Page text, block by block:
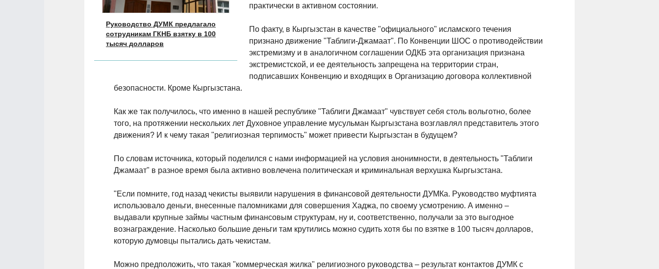
Руководство ДУМК предлагало
сотрудникам ГКНБ взятку в 100
тысяч долларов
практически в активном состоянии.
По факту, в Кыргызстан в качестве "официального" исламского течения
признано движение "Таблиги-Джамаат". По Конвенции ШОС о противодействии
экстремизму и в аналогичном соглашении ОДКБ эта организация признана
экстремистской, и ее деятельность запрещена на территории стран,
подписавших Конвенцию и входящих в Организацию договора коллективной
безопасности. Кроме Кыргызстана.
Как же так получилось, что именно в нашей республике "Таблиги Джамаат" чувствует себя столь вольготно, более
того, на протяжении нескольких лет Духовное управление мусульман Кыргызстана возглавлял представитель этого
движения? И к чему такая "религиозная терпимость" может привести Кыргызстан в будущем?
По словам источника, который поделился с нами информацией на условия анонимности, в деятельность "Таблиги
Джамаат" в разное время была активно вовлечена политическая и криминальная верхушка Кыргызстана.
"Если помните, год назад чекисты выявили нарушения в финансовой деятельности ДУМКа. Руководство муфтията
использовало деньги, внесенные паломниками для совершения Хаджа, по своему усмотрению. А именно –
выдавали крупные займы частным финансовым структурам, ну и, соответственно, получали за это выгодное
вознаграждение. Насколько большие деньги там крутились можно судить хотя бы по взятке в 100 тысяч долларов,
которую думовцы пытались дать чекистам.
Можно предположить, что такая "коммерческая жилка" религиозного руководства – результат контактов ДУМК с